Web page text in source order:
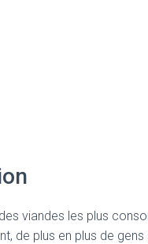
viandes les plus
de plus en plus de gens